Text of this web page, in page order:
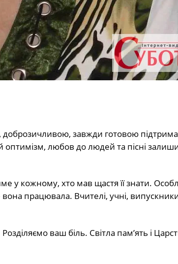
завжди готовою
оптимізм, любов до людей та пісні
у кожному, хто мав щастя її знати.
працювала. Вчителі, учні,
ваш біль. Світла пам’ять і